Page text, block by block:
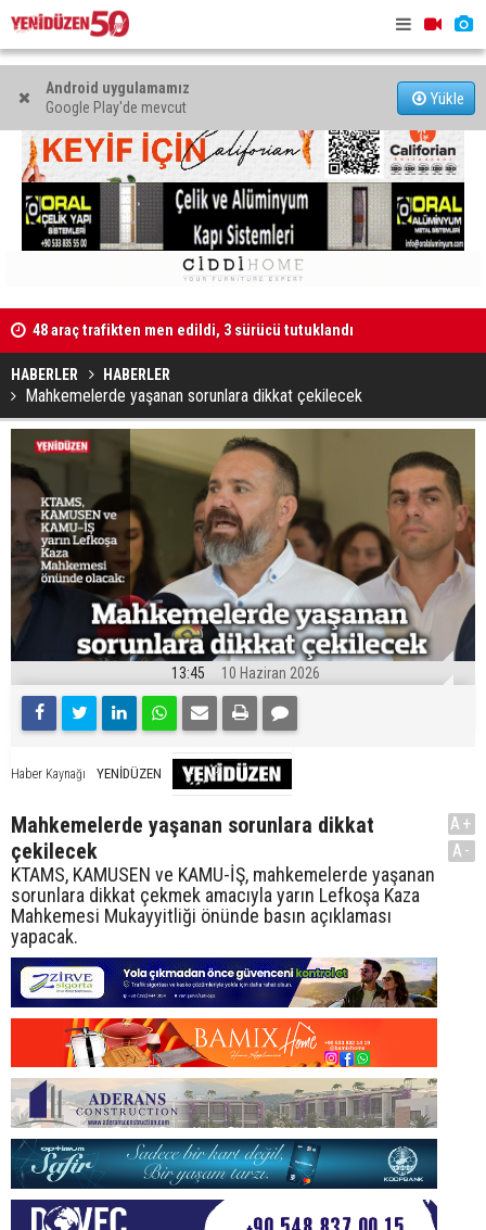
Android uygulamamız
Google Play'de mevcut
Yükle
Kaldırıma düşen scooter sürücüsü yaralandı
HABERLER HABERLER
Mahkemelerde yaşanan sorunlara dikkat çekilecek
13:45 10 Haziran 2026
Haber Kaynağı YENİDÜZEN
Mahkemelerde yaşanan sorunlara dikkat
çekilecek
KTAMS, KAMUSEN ve KAMU-İŞ, mahkemelerde yaşanan
sorunlara dikkat çekmek amacıyla yarın Lefkoşa Kaza
Mahkemesi Mukayyitliği önünde basın açıklaması
yapacak.
A+
A-